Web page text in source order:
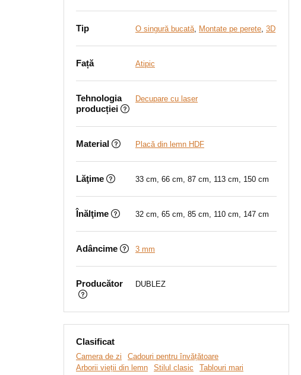
Tip O singură bucată, Montate pe perete, 3D
Față Atipic
Tehnologia
producției
Decupare cu laser
Material Placă din lemn HDF
Lăţime 33 cm, 66 cm, 87 cm, 113 cm, 150 cm
Înălţime 32 cm, 65 cm, 85 cm, 110 cm, 147 cm
Adâncime 3 mm
Producător DUBLEZ
Clasificat
Camera de zi
Cadouri pentru învățătoare
Arborii vieții din lemn
Stilul clasic Tablouri mari